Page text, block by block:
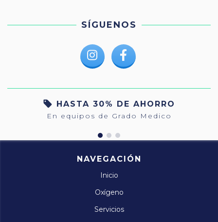
SÍGUENOS
HASTA 30% DE AHORRO
En equipos de Grado Medico
NAVEGACIÓN
Inicio
Oxígeno
Servicios